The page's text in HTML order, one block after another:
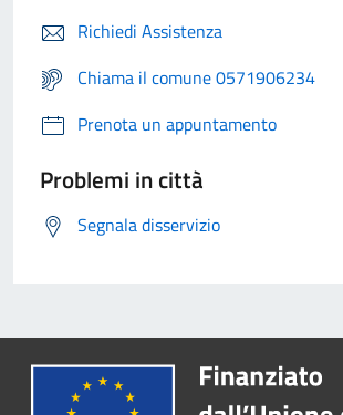
Richiedi Assistenza
Chiama il comune 0571906234
Prenota un appuntamento
Problemi in città
Segnala disservizio